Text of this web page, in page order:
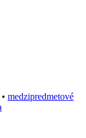
• medzipredmetové